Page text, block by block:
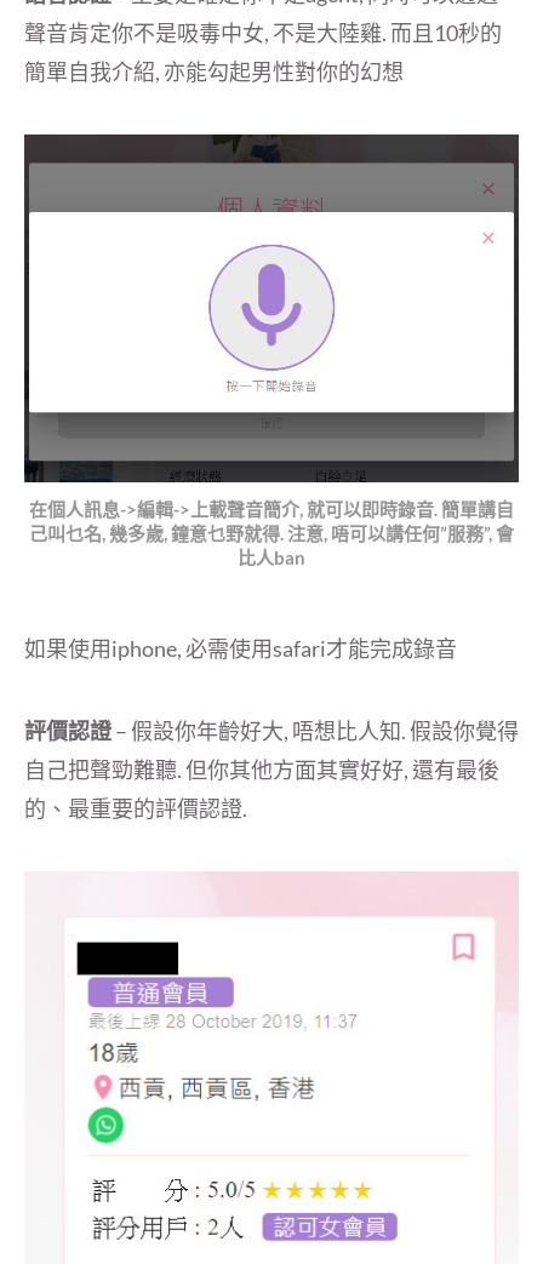
聲音肯定你不是吸毒中女, 不是大陸雞. 而且10秒的
簡單自我介紹, 亦能勾起男性對你的幻想
在個人訊息->編輯->上載聲音簡介, 就可以即時錄音. 簡單講自
己叫乜名, 幾多歲, 鐘意乜野就得. 注意, 唔可以講任何”服務”, 會
比人ban
如果使用iphone, 必需使用safari才能完成錄音
評價認證– 假設你年齡好大, 唔想比人知. 假設你覺得
自己把聲勁難聽. 但你其他方面其實好好, 還有最後
的、最重要的評價認證.